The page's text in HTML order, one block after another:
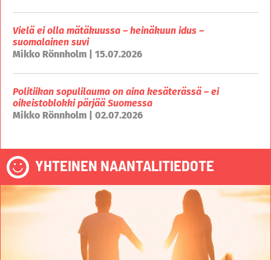
Vielä ei olla mätäkuussa – heinäkuun idus –
suomalainen suvi
Mikko Rönnholm | 15.07.2026
Politiikan sopulilauma on aina kesäterässä – ei
oikeistoblokki pärjää Suomessa
Mikko Rönnholm | 02.07.2026
YHTEINEN NAANTALITIEDOTE